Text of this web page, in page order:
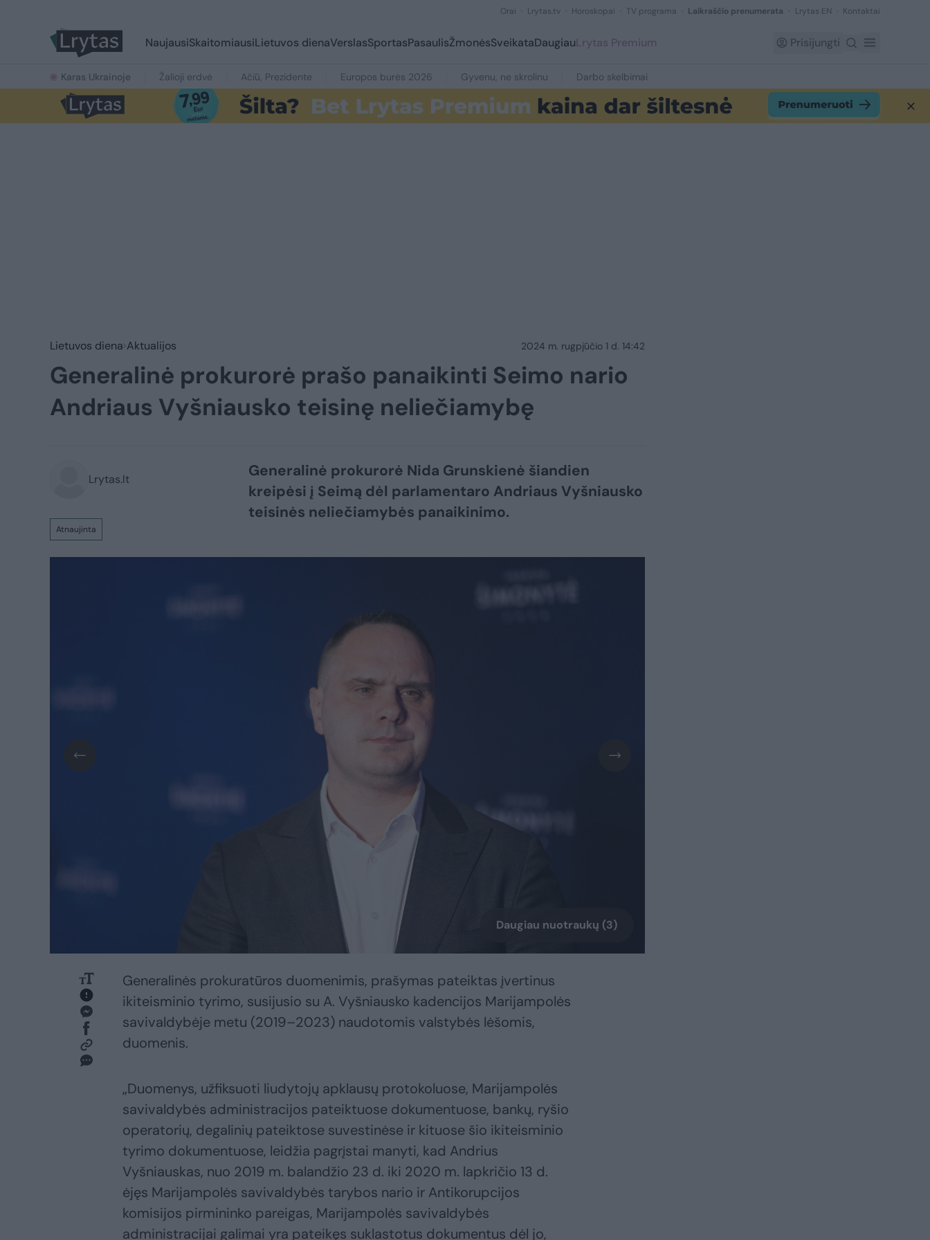
Orai Lrytas.tv Horoskopai TV programa Laikraščio prenumerata Lrytas EN Kontaktai
NaujausiSkaitomiausiLietuvos dienaVerslasSportasPasaulisŽmonėsSveikataDaugiauLrytas Premium Prisijungti
Karas Ukrainoje Žalioji erdvė Ačiū, Prezidente Europos burės 2026 Gyvenu, ne skrolinu Darbo skelbimai
Lietuvos diena Aktualijos 2024 m. rugpjūčio 1 d. 14:42
Generalinė prokurorė prašo panaikinti Seimo nario
Andriaus Vyšniausko teisinę neliečiamybę
Lrytas.lt
Atnaujinta
Generalinė prokurorė Nida Grunskienė šiandien
kreipėsi į Seimą dėl parlamentaro Andriaus Vyšniausko
teisinės neliečiamybės panaikinimo.
Daugiau nuotraukų (3)
Generalinės prokuratūros duomenimis, prašymas pateiktas įvertinus
ikiteisminio tyrimo, susijusio su A. Vyšniausko kadencijos Marijampolės
savivaldybėje metu (2019–2023) naudotomis valstybės lėšomis,
duomenis.
„Duomenys, užfiksuoti liudytojų apklausų protokoluose, Marijampolės
savivaldybės administracijos pateiktuose dokumentuose, bankų, ryšio
operatorių, degalinių pateiktose suvestinėse ir kituose šio ikiteisminio
tyrimo dokumentuose, leidžia pagrįstai manyti, kad Andrius
Vyšniauskas, nuo 2019 m. balandžio 23 d. iki 2020 m. lapkričio 13 d.
ėjęs Marijampolės savivaldybės tarybos nario ir Antikorupcijos
komisijos pirmininko pareigas, Marijampolės savivaldybės
administracijai galimai yra pateikęs suklastotus dokumentus dėl jo,